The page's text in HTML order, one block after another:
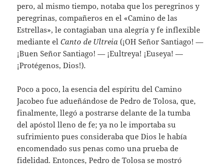
pero, al mismo tiempo, notaba que los peregrinos y
peregrinas, compañeros en el «Camino de las
Estrellas», le contagiaban una alegría y fe inflexible
mediante elCanto de Ultreia (¡OH Señor Santiago! —
¡Buen Señor Santiago! — ¡Eultreya! ¡Euseya! —
¡Protégenos, Dios!).
Poco a poco, la esencia del espíritu del Camino
Jacobeo fue adueñándose de Pedro de Tolosa, que,
finalmente, llegó a postrarse delante de la tumba
del apóstol lleno de fe; ya no le importaba su
sufrimiento pues consideraba que Dios le había
encomendado sus penas como una prueba de
fidelidad. Entonces, Pedro de Tolosa se mostró